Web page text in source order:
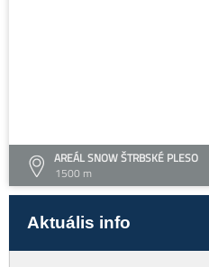
AREÁL SNOW ŠTRBSKÉ PLESO
1500 m
Aktuális info